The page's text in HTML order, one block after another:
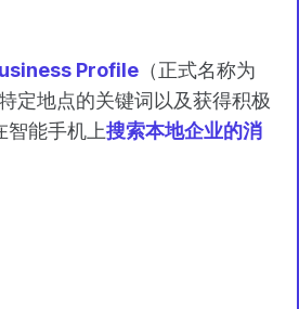
Profile （正式名称为
定地点的关键词以及获得积极
智能手机上搜索本地企业的消